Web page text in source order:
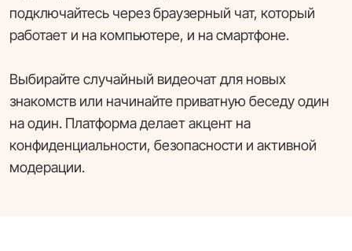
подключайтесь через браузерный чат, который
работает и на компьютере, и на смартфоне.
Выбирайте случайный видеочат для новых
знакомств или начинайте приватную беседу один
на один. Платформа делает акцент на
конфиденциальности, безопасности и активной
модерации.